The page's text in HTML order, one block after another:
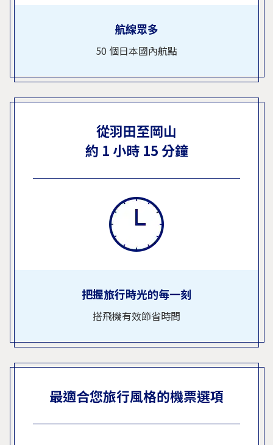
航線眾多
50 個日本國內航點
從羽田至岡山
約 1 小時 15 分鐘
把握旅行時光的每一刻
搭飛機有效節省時間
最適合您旅行風格的機票選項